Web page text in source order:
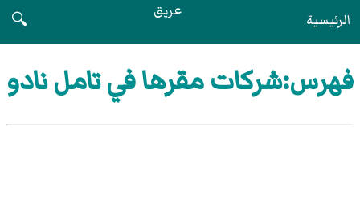
الرئيسية عريق
🔍
فهرس:شركات مقرها في تامل نادو